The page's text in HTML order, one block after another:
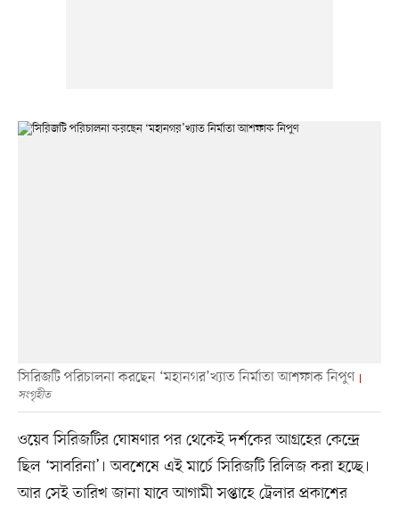
সিরিজটি পরিচালনা করছেন ‘মহানগর’খ্যাত নির্মাতা আশফাক নিপুণ
সংগৃহীত
ওয়েব সিরিজটির ঘোষণার পর থেকেই দর্শকের আগ্রহের কেন্দ্রে
ছিল ‘সাবরিনা’। অবশেষে এই মার্চে সিরিজটি রিলিজ করা হচ্ছে।
আর সেই তারিখ জানা যাবে আগামী সপ্তাহে ট্রেলার প্রকাশের